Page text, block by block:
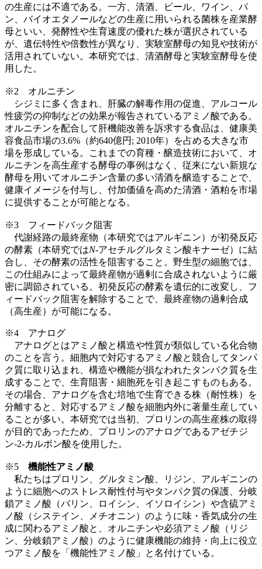
の生産には不適である。一方、清酒、ビール、ワイン、パ
ン、バイオエタノールなどの生産に用いられる菌株を産業酵
母といい、発酵性や生育速度の優れた株が選択されている
が、遺伝特性や倍数性が異なり、実験室酵母の知見や技術が
活用されていない。本研究では、清酒酵母と実験室酵母を使
用した。
※2 オルニチン
シジミに多く含まれ、肝臓の解毒作用の促進、アルコール
性疲労の抑制などの効果が報告されているアミノ酸である。
オルニチンを配合して肝機能改善を訴求する食品は、健康美
容食品市場の3.6%（約640億円; 2010年）を占める大きな市
場を形成している。これまでの育種・醸造技術において、オ
ルニチンを高生産する酵母の事例はなく、従来にない新規な
酵母を用いてオルニチン含量の多い清酒を醸造することで、
健康イメージを付与し、付加価値を高めた清酒・酒粕を市場
に提供することが可能となる。
※3 フィードバック阻害
代謝経路の最終産物（本研究ではアルギニン）が初発反応
の酵素（本研究ではN-アセチルグルタミン酸キナーゼ）に結
合し、その酵素の活性を阻害すること。野生型の細胞では、
この仕組みによって最終産物が過剰に合成されないように厳
密に調節されている。初発反応の酵素を遺伝的に改変し、フ
ィードバック阻害を解除することで、最終産物の過剰合成
（高生産）が可能になる。
※4 アナログ
アナログとはアミノ酸と構造や性質が類似している化合物
のことを言う。細胞内で対応するアミノ酸と競合してタンパ
ク質に取り込まれ、構造や機能が損なわれたタンパク質を生
成することで、生育阻害・細胞死を引き起こすものもある。
その場合、アナログを含む培地で生育できる株（耐性株）を
分離すると、対応するアミノ酸を細胞内外に著量生産してい
ることが多い。本研究では当初、プロリンの高生産株の取得
が目的であったため、プロリンのアナログであるアゼチジ
ン-2-カルボン酸を使用した。
※5 機能性アミノ酸
私たちはプロリン、グルタミン酸、リジン、アルギニンの
ように細胞へのストレス耐性付与やタンパク質の保護、分岐
鎖アミノ酸（バリン、ロイシン、イソロイシン）や含硫アミ
ノ酸（システイン、メチオニン）のように味・香気成分の生
成に関わるアミノ酸と、オルニチンや必須アミノ酸（リジ
ン、分岐鎖アミノ酸）のように健康機能の維持・向上に役立
つアミノ酸を「機能性アミノ酸」と名付けている。